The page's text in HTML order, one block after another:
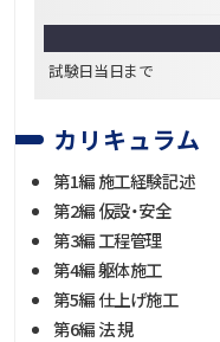
試験日当日まで
カリキュラム
第1編 施工経験記述
第2編 仮設・安全
第3編 工程管理
第4編 躯体施工
第5編 仕上げ施工
第6編 法 規